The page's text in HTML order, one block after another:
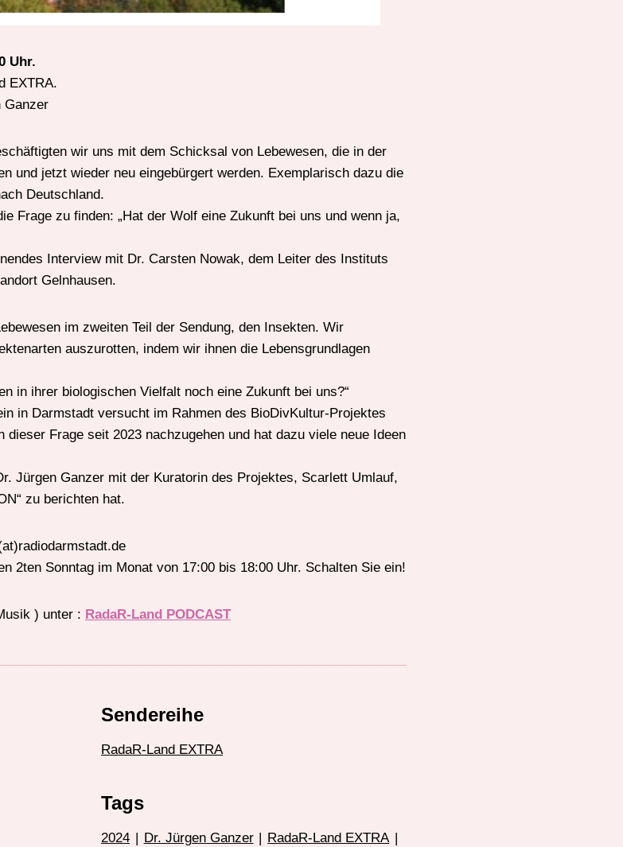
Uhr.
EXTRA.
Ganzer
wir uns mit dem Schicksal von Lebewesen, die in der
und jetzt wieder neu eingebürgert werden. Exemplarisch dazu die
Deutschland.
Frage zu finden: „Hat der Wolf eine Zukunft bei uns und wenn ja,
Interview mit Dr. Carsten Nowak, dem Leiter des Instituts
Gelnhausen.
im zweiten Teil der Sendung, den Insekten. Wir
auszurotten, indem wir ihnen die Lebensgrundlagen
in ihrer biologischen Vielfalt noch eine Zukunft bei uns?“
in Darmstadt versucht im Rahmen des BioDivKultur-Projektes
Frage seit 2023 nachzugehen und hat dazu viele neue Ideen
Jürgen Ganzer mit der Kuratorin des Projektes, Scarlett Umlauf,
zu berichten hat.
2ten Sonntag im Monat von 17:00 bis 18:00 Uhr. Schalten Sie ein!
) unter : RadaR-Land PODCAST
Sendereihe
RadaR-Land EXTRA
Tags
2024 Dr. Jürgen Ganzer RadaR-Land EXTRA